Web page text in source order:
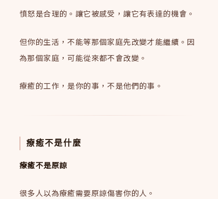
憤怒是合理的。讓它被感受，讓它有表達的機會。
但你的生活，不能等那個家庭先改變才能繼續。因
為那個家庭，可能從來都不會改變。
療癒的工作，是你的事，不是他們的事。
療癒不是什麼
療癒不是原諒
很多人以為療癒需要原諒傷害你的人。